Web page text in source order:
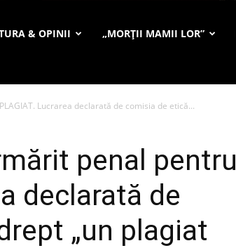
& OPINII „MORȚII MAMII LOR”
Lucrarea declarată de comisia de etică...
penal pentru
declarată de
„un plagiat